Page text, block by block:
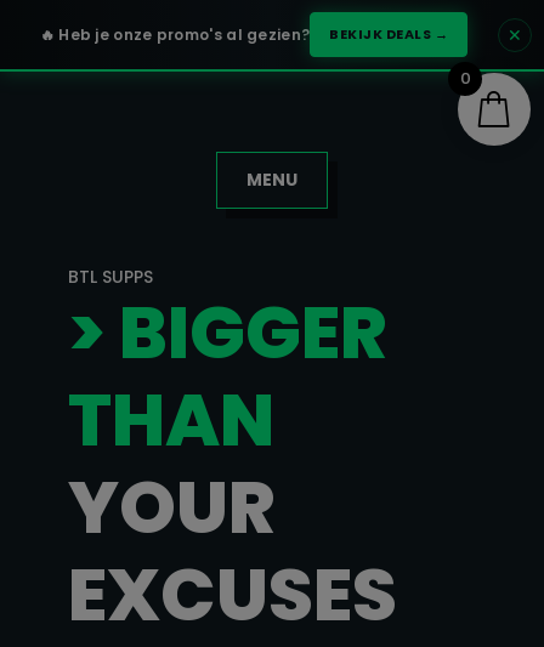
🔥 Heb je onze promo's al gezien? BEKIJK DEALS → ✕
MENU
BTL SUPPS
> BIGGER
THAN
YOUR
EXCUSES
0